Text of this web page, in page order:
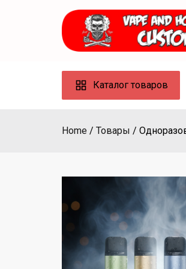
Каталог товаров
Home Товары